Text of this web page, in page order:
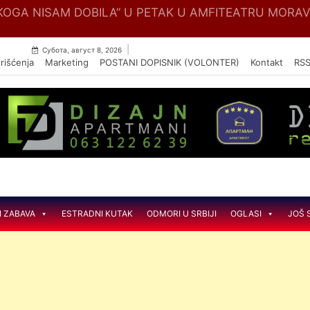
Skip
NISAM DOBILA” U PETAK U AMFITEATRU
Субота, август 8, 2026
Marketing POSTANI DOPISNIK (VOLONTER) Kontakt RSS
ZABAVA ESTRADNI KUTAK ODMORI U SRBIJI OGLASI JOŠ